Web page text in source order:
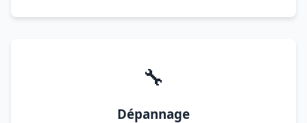
🔧
Dépannage